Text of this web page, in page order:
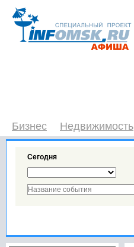
Бизнес Недвижимость
Сегодня